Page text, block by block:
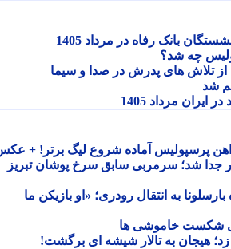
بانک رفاه در مرداد 1405
چه شد؟
تلاش های پدرش در صدا و سیما
مرداد 1405
پرسپولیس آماده شروع لیگ برتر! + عکس
شد؛ سرمربی سابق سرخ پوشان تبریز
به انتقال رودری؛ «او بازیکن ما
خاموشی ها
به تالار شیشه ای برگشت!